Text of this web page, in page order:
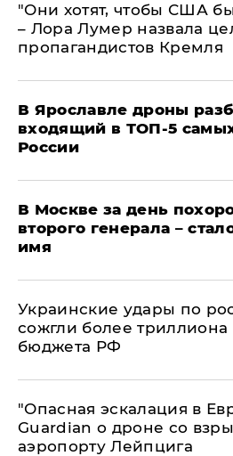
"Они хотят, чтобы США
– Лора Лумер назвала
пропагандистов Кремля
В Ярославле дроны
входящий в ТОП-5
России
В Москве за день
второго генерала –
имя
Украинские удары по
сожгли более триллиона
бюджета РФ
"Опасная эскалация в
Guardian о дроне со
аэропорту Лейпцига